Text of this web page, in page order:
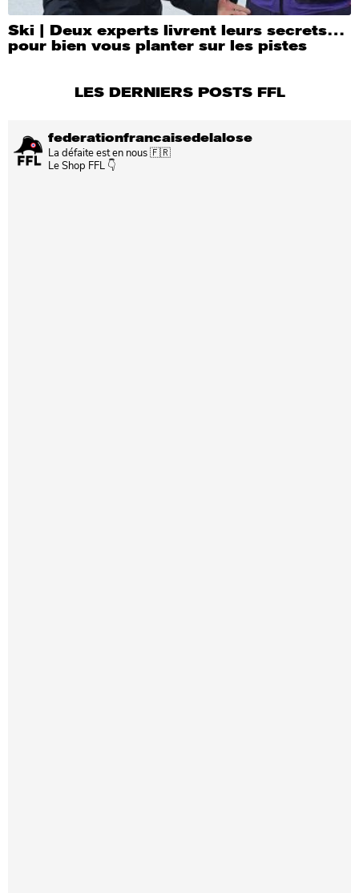
Ski | Deux experts livrent leurs secrets…
pour bien vous planter sur les pistes
LES DERNIERS POSTS FFL
federationfrancaisedelalose
La défaite est en nous 🇫🇷
Le Shop FFL 👇